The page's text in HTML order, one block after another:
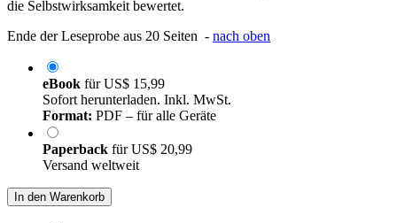
die Selbstwirksamkeit bewertet.
Ende der Leseprobe aus 20 Seiten - nach oben
eBook fürUS$ 15,99
Sofort herunterladen. Inkl. MwSt.
Format: PDF – für alle Geräte
Paperback fürUS$ 20,99
Versand weltweit
In den Warenkorb